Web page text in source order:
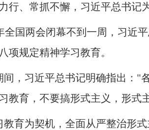
行、常抓不懈，习近平总书记
全国两会闭幕不到一周，习近
项规定精神学习教育。
间，习近平总书记明确指出："
教育，不要搞形式主义，形式
教育为契机，全面从严整治形